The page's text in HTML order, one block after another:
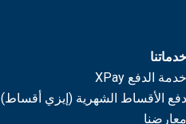
خدماتنا
خدمة الدفع XPay
دفع الأقساط الشهرية (إيزي أقساط)
معارضنا